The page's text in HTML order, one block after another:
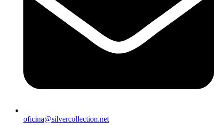
oficina@silvercollection.net